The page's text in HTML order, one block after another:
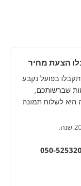
הצעת מחיר
בפועל נקבע
שברשותכם,
היא לשלוח תמונה
050-